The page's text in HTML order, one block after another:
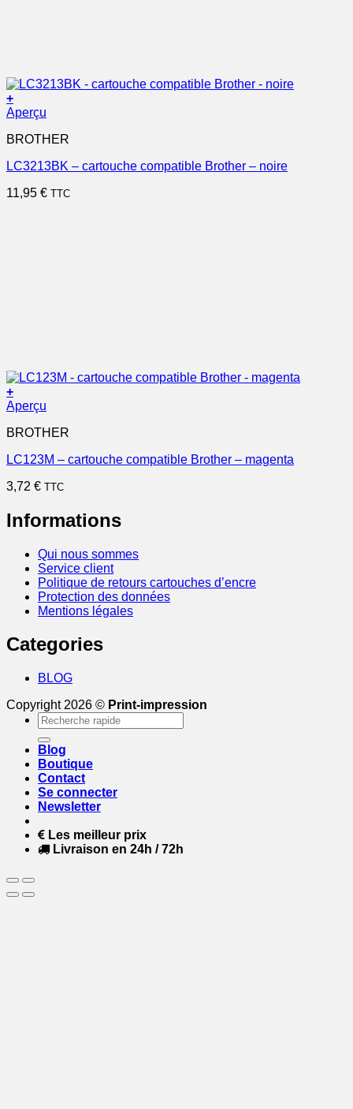
+
Aperçu
BROTHER
LC3213BK – cartouche compatible Brother – noire
11,95 € TTC
+
Aperçu
BROTHER
LC123M – cartouche compatible Brother – magenta
3,72 € TTC
Informations
Qui nous sommes
Service client
Politique de retours cartouches d’encre
Protection des données
Mentions légales
Categories
BLOG
Copyright 2026 © Print-impression
Recherche
pour :
Blog
Boutique
Contact
Se connecter
Newsletter
Les meilleur prix
Livraison en 24h / 72h